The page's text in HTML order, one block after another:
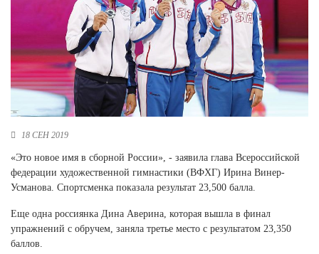
Омская область (5)
Республика Башкортостан (3)
Республика Крым (1)
Республика Татарстан (2)
Ростовская область (2)
Самарская область (1)
Санкт-Петербург и ЛО (3)
Свердловская область (5)
Северная Осетия (2)
Смоленская область (1)
Томская область (1)
Тульская область (1)
18 СЕН 2019
«Это новое имя в сборной России», - заявила глава Всероссийской
федерации художественной гимнастики (ВФХГ) Ирина Винер-
Усманова. Спортсменка показала результат 23,500 балла.
Еще одна россиянка Дина Аверина, которая вышла в финал
упражнений с обручем, заняла третье место с результатом 23,350
баллов.